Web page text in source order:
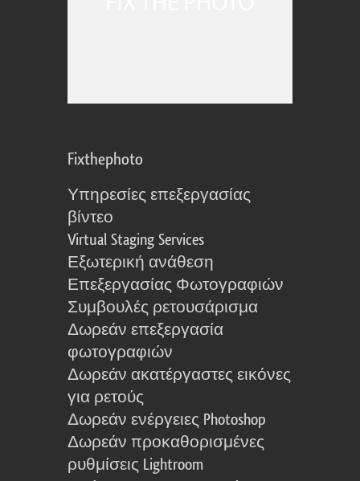
Fixthephoto
Υπηρεσίες επεξεργασίας
βίντεο
Virtual Staging Services
Εξωτερική ανάθεση
Επεξεργασίας Φωτογραφιών
Συμβουλές ρετουσάρισμα
Δωρεάν επεξεργασία
φωτογραφιών
Δωρεάν ακατέργαστες εικόνες
για ρετούς
Δωρεάν ενέργειες Photoshop
Δωρεάν προκαθορισμένες
ρυθμίσεις Lightroom